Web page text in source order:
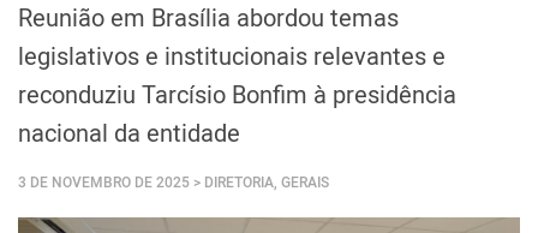
Reunião em Brasília abordou temas
legislativos e institucionais relevantes e
reconduziu Tarcísio Bonfim à presidência
nacional da entidade
3 DE NOVEMBRO DE 2025 > DIRETORIA, GERAIS